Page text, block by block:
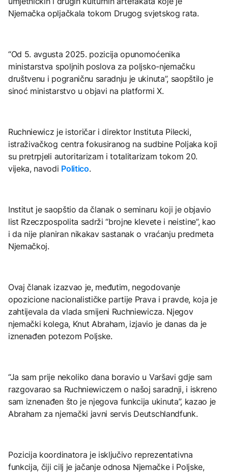
Njemačka opljačkala tokom Drugog svjetskog rata.
“Od 5. avgusta 2025. pozicija opunomoćenika
ministarstva spoljnih poslova za poljsko-njemačku
društvenu i pograničnu saradnju je ukinuta”, saopštilo je
sinoć ministarstvo u objavi na platformi X.
Ruchniewicz je istoričar i direktor Instituta Pilecki,
istraživačkog centra fokusiranog na sudbine Poljaka koji
su pretrpjeli autoritarizam i totalitarizam tokom 20.
vijeka, navodi Politico.
Institut je saopštio da članak o seminaru koji je objavio
list Rzeczpospolita sadrži “brojne klevete i neistine”, kao
i da nije planiran nikakav sastanak o vraćanju predmeta
Njemačkoj.
Ovaj članak izazvao je, međutim, negodovanje
opozicione nacionalističke partije Prava i pravde, koja je
zahtijevala da vlada smijeni Ruchniewicza. Njegov
njemački kolega, Knut Abraham, izjavio je danas da je
iznenađen potezom Poljske.
“Ja sam prije nekoliko dana boravio u Varšavi gdje sam
razgovarao sa Ruchniewiczem o našoj saradnji, i iskreno
sam iznenađen što je njegova funkcija ukinuta”, kazao je
Abraham za njemački javni servis Deutschlandfunk.
Pozicija koordinatora je isključivo reprezentativna
funkcija, čiji cilj je jačanje odnosa Njemačke i Poljske,